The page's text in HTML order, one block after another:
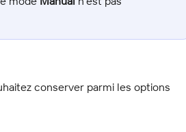
conserver parmi les options